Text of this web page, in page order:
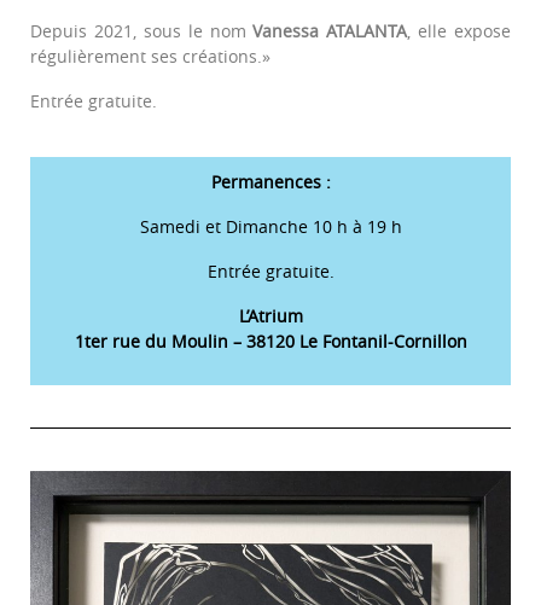
Depuis 2021, sous le nomVanessa ATALANTA, elle expose
régulièrement ses créations.»
Entrée gratuite.
Permanences :
Samedi et Dimanche 10 h à 19 h
Entrée gratuite.
L’Atrium
1ter rue du Moulin – 38120 Le Fontanil-Cornillon